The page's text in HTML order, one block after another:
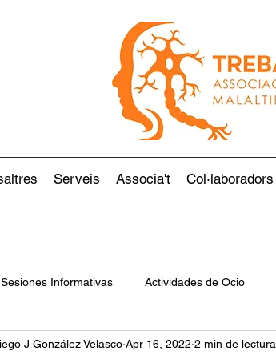
Serveis Associa't Col·laboradors
Sesiones Informativas Actividades de Ocio
J González Velasco Apr 16, 2022 2 min de lectura